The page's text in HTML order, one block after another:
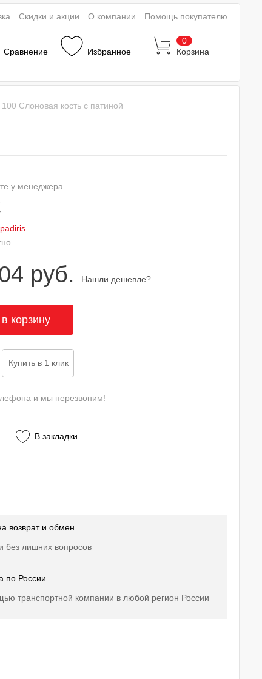
Сравнение Избранное
0
Корзина
Скидки и акции О компании Помощь покупателю
Слоновая кость с патиной
у менеджера
руб. Нашли дешевле?
и мы перезвоним!
В закладки
возврат и обмен
без лишних вопросов
по России
транспортной компании в любой регион России